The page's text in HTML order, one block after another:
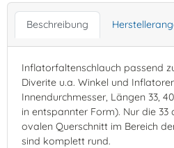
Beschreibung
Inflatorfaltenschlauch passend
Diverite u.a. Winkel und
Innendurchmesser, Längen 33,
in entspannter Form). Nur die 33
ovalen Querschnitt im Bereich
sind komplett rund.